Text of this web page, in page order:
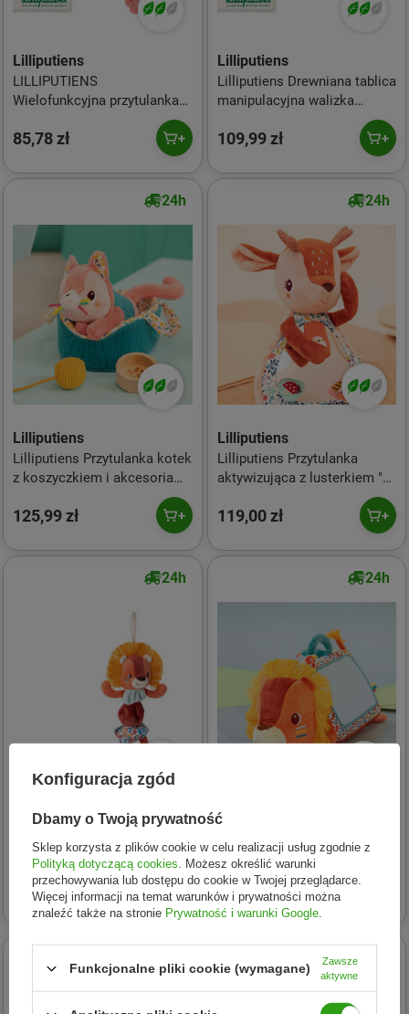
Lilliputiens
LILLIPUTIENS
Wielofunkcyjna przytulanka
Stella 3 m+
85,78 zł
Lilliputiens
Lilliputiens Drewniana tablica
manipulacyjna walizka
"Ubranie na każdą pogodę"
Lisiczka Alice 2 lata +
109,99 zł
24h
Lilliputiens
Lilliputiens Przytulanka kotek
z koszyczkiem i akcesoriami
125,99 zł
24h
Lilliputiens
Lilliputiens Przytulanka
aktywizująca z lusterkiem "A
kuku" Sarenka Stella 6 m+
119,00 zł
24h
Lilliputiens
wibrująca Lew Jack 6 m+
66,56 zł
24h
Lilliputiens
trójkąt z lusterkiem Lew
Jack 3 m+
149,49 zł
Konfiguracja zgód
Dbamy o Twoją prywatność
Sklep korzysta z plików cookie w celu realizacji usług zgodnie z
Polityką dotyczącą cookies . Możesz określić warunki
przechowywania lub dostępu do cookie w Twojej przeglądarce.
Więcej informacji na temat warunków i prywatności można
znaleźć także na stronie Prywatność i warunki Google
Funkcjonalne pliki cookie (wymagane)
Zawsze
aktywne